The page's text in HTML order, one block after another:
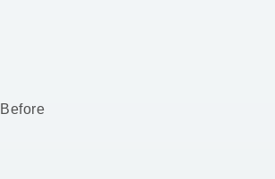
Before